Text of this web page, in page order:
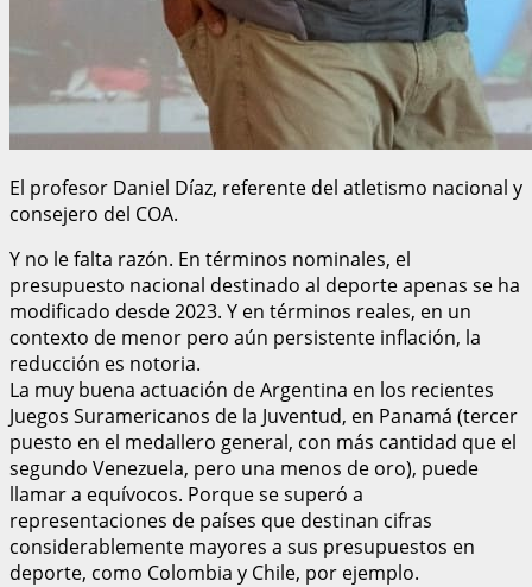
El profesor Daniel Díaz, referente del atletismo nacional y
consejero del COA.
Y no le falta razón. En términos nominales, el
presupuesto nacional destinado al deporte apenas se ha
modificado desde 2023. Y en términos reales, en un
contexto de menor pero aún persistente inflación, la
reducción es notoria.
La muy buena actuación de Argentina en los recientes
Juegos Suramericanos de la Juventud, en Panamá (tercer
puesto en el medallero general, con más cantidad que el
segundo Venezuela, pero una menos de oro), puede
llamar a equívocos. Porque se superó a
representaciones de países que destinan cifras
considerablemente mayores a sus presupuestos en
deporte, como Colombia y Chile, por ejemplo.